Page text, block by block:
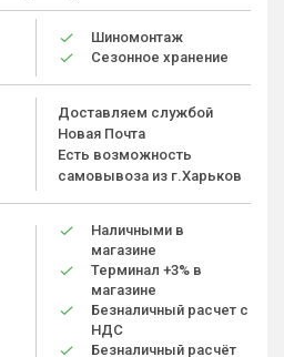
Шиномонтаж
Сезонное хранение
Доставляем службой
Новая Почта
Есть возможность
самовывоза из г.Харьков
Наличными в
магазине
Терминал +3% в
магазине
Безналичный расчет с
НДС
Безналичный расчёт